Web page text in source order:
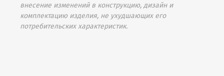
внесение изменений в конструкцию, дизайн и
комплектацию изделия, не ухудшающих его
потребительских характеристик.